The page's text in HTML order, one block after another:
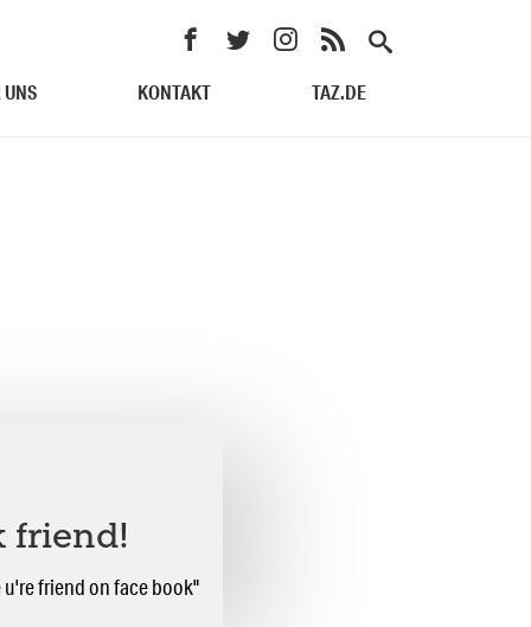
UNS KONTAKT TAZ.DE
friend!
friend on face book"